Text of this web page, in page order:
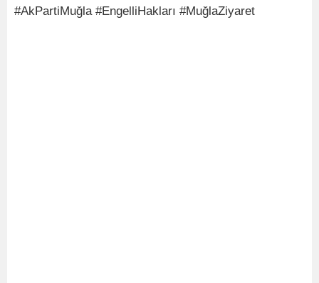
#AkPartiMuğla #EngelliHakları #MuğlaZiyaret